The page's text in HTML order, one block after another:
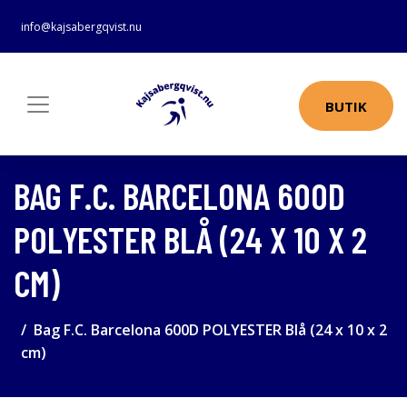
info@kajsabergqvist.nu
BUTIK
BAG F.C. BARCELONA 600D
POLYESTER BLÅ (24 X 10 X 2
CM)
Bag F.C. Barcelona 600D POLYESTER Blå (24 x 10 x 2
cm)